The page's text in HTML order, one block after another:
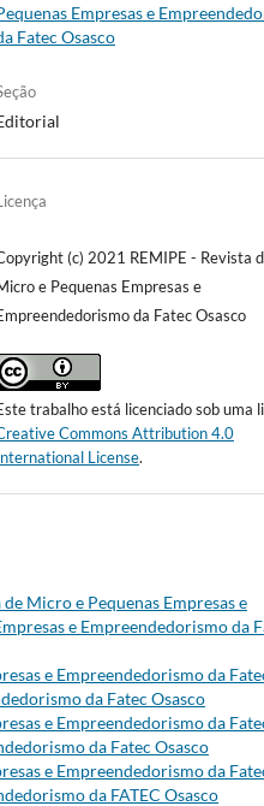
Empresas e
Fatec Osasco
(c) 2021 REMIPE - Revista
e Pequenas Empresas e
da Fatec Osasco
trabalho está licenciado sob uma
Commons Attribution 4.0
License.
de Micro e Pequenas Empresas e
e Empreendedorismo da
e Empreendedorismo da
da Fatec Osasco
e Empreendedorismo da
da Fatec Osasco
e Empreendedorismo da
da FATEC Osasco